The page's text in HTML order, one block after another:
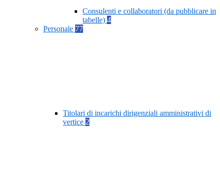
Consulenti e collaboratori (da pubblicare in
tabelle) 4
Personale 77
Titolari di incarichi dirigenziali amministrativi di
vertice 2